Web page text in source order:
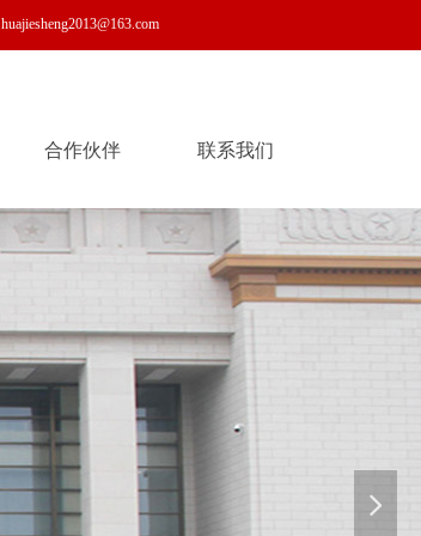
huajiesheng2013@163.com
넲
合作伙伴
合作伙伴
联系我们
联系我们